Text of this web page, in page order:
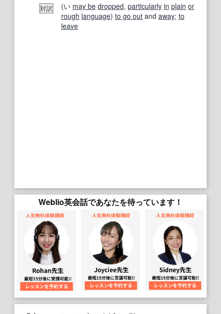
対訳 (い may be dropped, particularly in plain or
rough language) to go out and away; to
leave
Weblio英会話であなたを待っています！